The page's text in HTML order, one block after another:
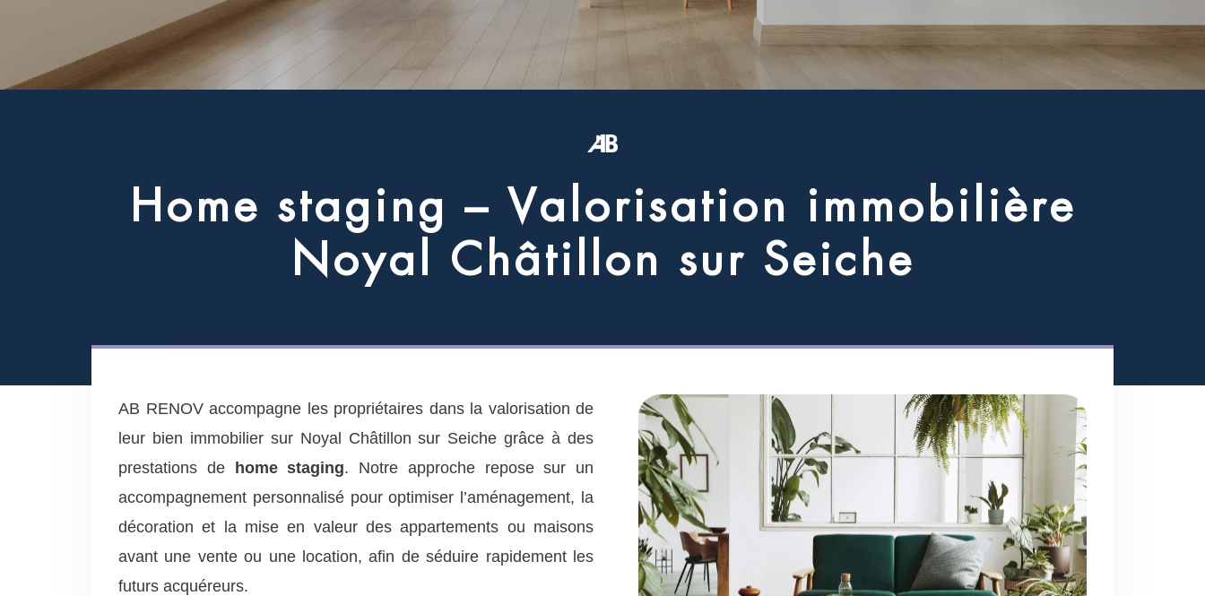
Home staging – Valorisation immobilière
Noyal Châtillon sur Seiche
AB RENOV accompagne les propriétaires dans la valorisation de
leur bien immobilier sur Noyal Châtillon sur Seiche grâce à des
prestations de home staging. Notre approche repose sur un
accompagnement personnalisé pour optimiser l’aménagement, la
décoration et la mise en valeur des appartements ou maisons
avant une vente ou une location, afin de séduire rapidement les
futurs acquéreurs.